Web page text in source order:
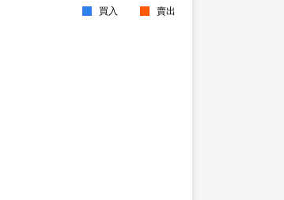
買入 賣出